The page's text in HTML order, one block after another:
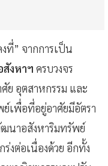
ที่” จากการเป็น
สังหาฯ ครบวงจร
ย อุตสาหกรรม และ
เพื่อที่อยู่อาศัยมีอัตรา
นาอสังหาริมทรัพย์
งต่อเนื่องด้วย อีกทั้ง